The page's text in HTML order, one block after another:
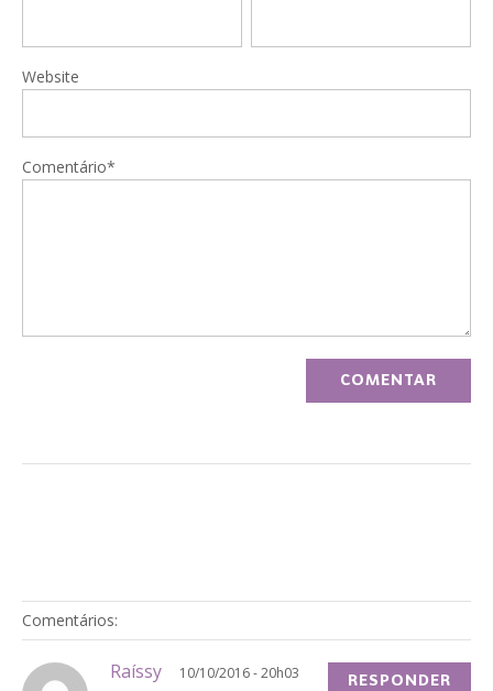
Website
Comentário*
Comentários:
Raíssy 10/10/2016 - 20h03 RESPONDER